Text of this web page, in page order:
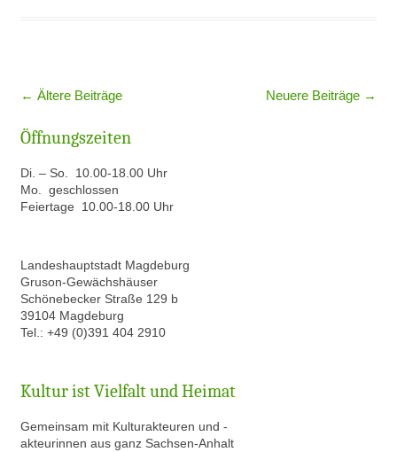
Beitragsnavigation
← Ältere Beiträge Neuere Beiträge →
Öffnungszeiten
Di. – So. 10.00-18.00 Uhr
Mo. geschlossen
Feiertage 10.00-18.00 Uhr
Landeshauptstadt Magdeburg
Gruson-Gewächshäuser
Schönebecker Straße 129 b
39104 Magdeburg
Tel.: +49 (0)391 404 2910
Kultur ist Vielfalt und Heimat
Gemeinsam mit Kulturakteuren und -
akteurinnen aus ganz Sachsen-Anhalt